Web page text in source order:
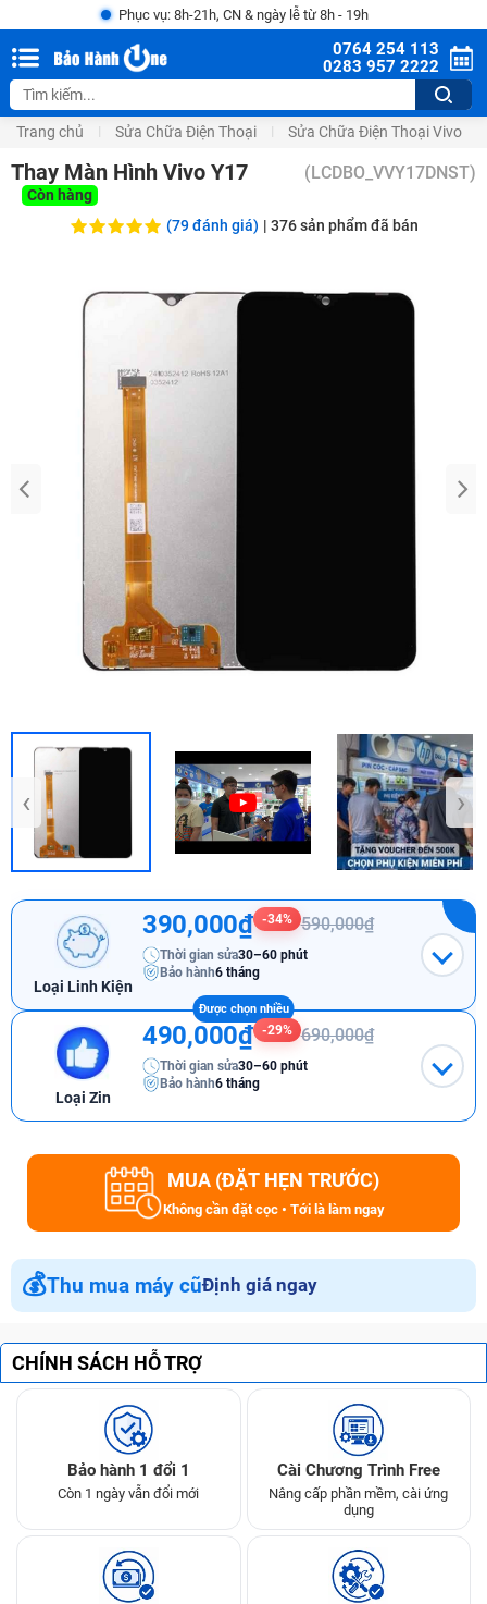
Phục vụ: 8h-21h, CN & ngày lễ từ 8h - 19h
0764 254 113
0283 957 2222
Trang chủ Sửa Chữa Điện Thoại Sửa Chữa Điện Thoại Vivo
Thay Màn Hình Vivo Y17 (LCDBO_VVY17DNST)
Còn hàng
(79 đánh giá) | 376sản phẩm đã bán
‹ ›
Loại Linh Kiện
390,000₫ -34% 590,000₫
Thời gian sửa30–60 phút
Bảo hành6 tháng
Loại Zin
490,000₫ -29% 690,000₫
Thời gian sửa30–60 phút
Bảo hành6 tháng
MUA (ĐẶT HẸN TRƯỚC)
Không cần đặt cọc • Tới là làm ngay
💰Thu mua máy cũĐịnh giá ngay
CHÍNH SÁCH HỖ TRỢ
Bảo hành 1 đổi 1
Còn 1 ngày vẫn đổi mới
Cài Chương Trình Free
Nâng cấp phần mềm, cài ứng
dụng